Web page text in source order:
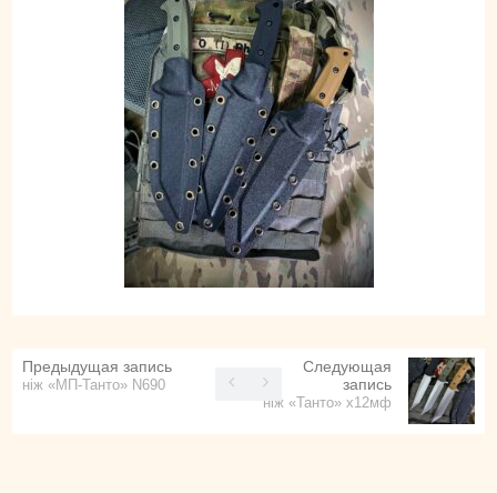
Предыдущая запись
ніж «МП-Танто» N690
Следующая
запись
ніж «Танто» х12мф